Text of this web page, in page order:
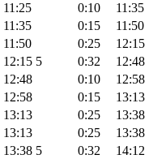
11:25 0:10
11:35
11:35 0:15
11:50
11:50 0:25
12:15
12:15 5 0:32
12:48
12:48 0:10
12:58
12:58 0:15
13:13
13:13 0:25
13:38
13:13 0:25
13:38
13:38 5 0:32
14:12